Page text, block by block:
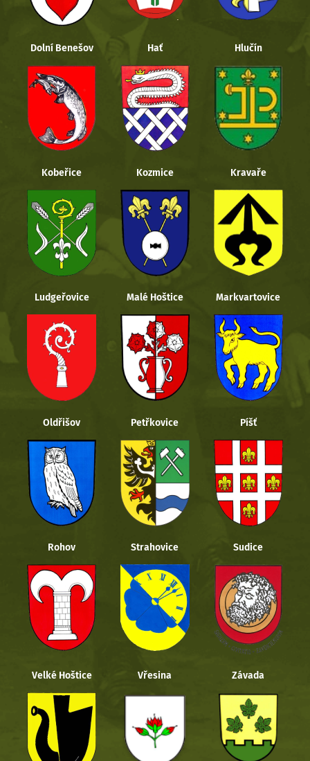
Dolní Benešov Hať Hlučín
Kobeřice Kozmice Kravaře
Ludgeřovice Malé Hoštice Markvartovice
Oldřišov Petřkovice Píšť
Rohov Strahovice Sudice
Velké Hoštice Vřesina Závada